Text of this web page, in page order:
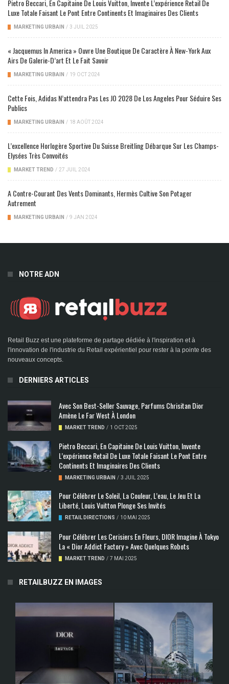
Pietro Beccari, En Capitaine De Louis Vuitton, Invente L’expérience Retail De
Luxe Totale Faisant Le Pont Entre Continents Et Imaginaires Des Clients
MARKETING URBAIN / 3 JUIL 2025
« Jacquemus In America » Ouvre Une Boutique De Caractère À New-York Aux
Airs De Galerie-D’art Et Le Fait Savoir
MARKETING URBAIN / 19 OCT 2024
Cette Fois, Adidas N’attendra Pas Les JO 2028 De Los Angeles Pour Séduire Ses
Publics
MARKETING URBAIN / 18 AOÛT 2024
L’excellence Horlogère Sportive Du Suisse Breitling Débarque Sur Les Champs-
Elysées Très Convoités
MARKET TREND / 27 JUIL 2024
A Contre-Courant Des Vents Dominants, Hermès Cultive Son Potager
Autrement
MARKETING URBAIN / 9 JAN 2024
NOTRE ADN
Retail Buzz est une plateforme de partage dédiée à l'inspiration et à
l'innovation de l'industrie du Retail expérientiel pour rester à la pointe des
nouveaux concepts.
DERNIERS ARTICLES
Avec Son Best-Seller Sauvage, Parfums Chrisitan Dior
Amène Le Far West À London
MARKET TREND / 1 OCT 2025
Pietro Beccari, En Capitaine De Louis Vuitton, Invente
L’expérience Retail De Luxe Totale Faisant Le Pont Entre
Continents Et Imaginaires Des Clients
MARKETING URBAIN / 3 JUIL 2025
Pour Célébrer Le Soleil, La Couleur, L’eau, Le Jeu Et La
Liberté, Louis Vuitton Plonge Ses Invités
RETAIL DIRECTIONS / 10 MAI 2025
Pour Célébrer Les Cerisiers En Fleurs, DIOR Imagine À Tokyo
La « Dior Addict Factory » Avec Quelques Robots
MARKET TREND / 7 MAI 2025
RETAILBUZZ EN IMAGES